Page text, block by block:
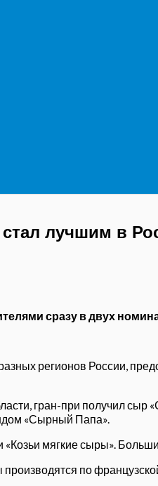
лучшим в
сразу в двух
регионов России,
гран-при получил
«Сырный Папа».
мягкие сыры».
по